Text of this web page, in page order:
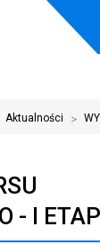
Aktualności >
- I ETAP